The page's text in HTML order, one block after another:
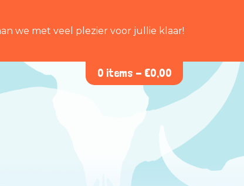
we met veel plezier voor jullie klaar!
0 items - €0,00